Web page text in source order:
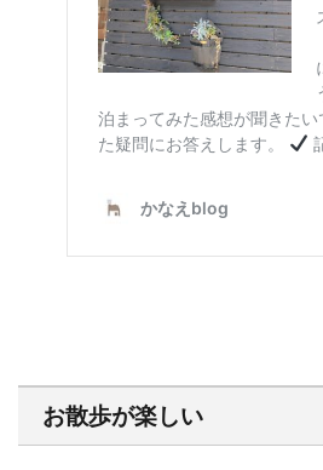
お散歩が楽しい